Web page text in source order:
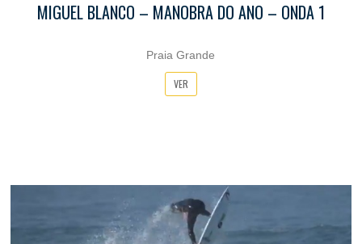
MIGUEL BLANCO – MANOBRA DO ANO – ONDA 1
Praia Grande
VER